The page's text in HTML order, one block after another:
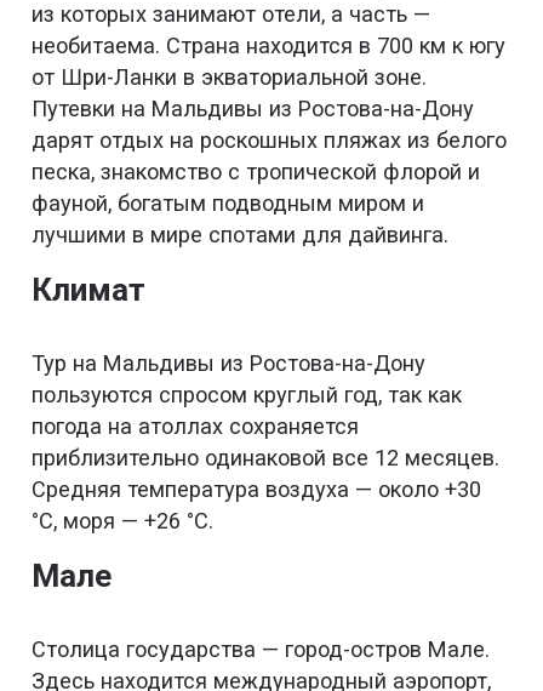
из которых занимают отели, а часть —
необитаема. Страна находится в 700 км к югу
от Шри-Ланки в экваториальной зоне.
Путевки на Мальдивы из Ростова-на-Дону
дарят отдых на роскошных пляжах из белого
песка, знакомство с тропической флорой и
фауной, богатым подводным миром и
лучшими в мире спотами для дайвинга.
Климат
Тур на Мальдивы из Ростова-на-Дону
пользуются спросом круглый год, так как
погода на атоллах сохраняется
приблизительно одинаковой все 12 месяцев.
Средняя температура воздуха — около +30
°C, моря — +26 °C.
Мале
Столица государства — город-остров Мале.
Здесь находится международный аэропорт,